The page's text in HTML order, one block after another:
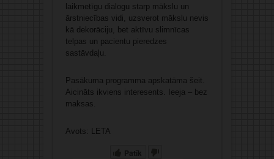
laikmetīgu dialogu starp mākslu un
ārstniecības vidi, uzsverot mākslu nevis
kā dekorāciju, bet aktīvu slimnīcas
telpas un pacientu pieredzes
sastāvdaļu.
Pasākuma programma apskatāma šeit.
Aicināts ikviens interesents. Ieeja – bez
maksas.
Avots: LETA
Patīk